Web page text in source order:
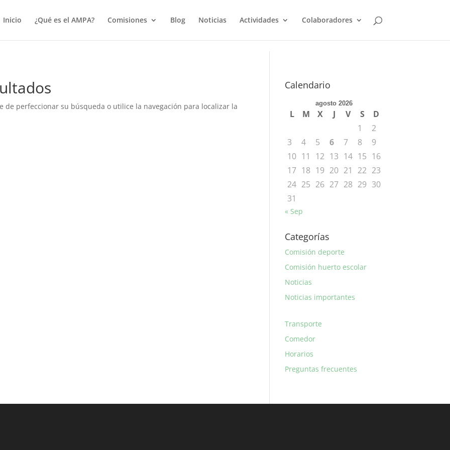
Inicio
¿Qué es el AMPA? Comisiones Blog Noticias Actividades Colaboradores
de perfeccionar su búsqueda o utilice la navegación para localizar la
Calendario
agosto 2026
L M X J V S
D
1
2
3
4 5 6 7 8
9
10 11 12 13 14 15 16
17 18 19 20 21 22 23
24 25 26 27 28 29 30
31
« Sep
Categorías
Comisión deporte
Comisión huerto escolar
Noticias
Noticias importantes
Transporte
Comedor
Horarios
Preguntas frecuentes